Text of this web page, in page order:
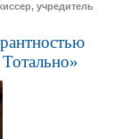
учредитель